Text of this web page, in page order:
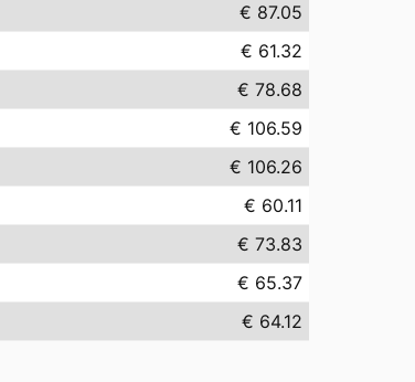
€ 87.05
€ 61.32
€ 78.68
€ 106.59
€ 106.26
€ 60.11
€ 73.83
€ 65.37
€ 64.12